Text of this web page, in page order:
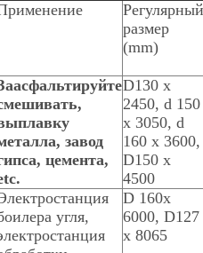
Регулярный
размер
(mm)
завод
цемента,
D130 x
2450, d 150
x 3050, d
160 x 3600,
D150 x
4500
угля,
D 160x
6000, D127
x 8065